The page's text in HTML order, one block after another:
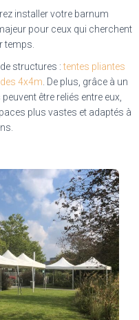
installer votre barnum
pour ceux qui cherchent
temps.
structures :tentes pliantes
4x4m . De plus, grâce à un
être reliés entre eux,
plus vastes et adaptés à